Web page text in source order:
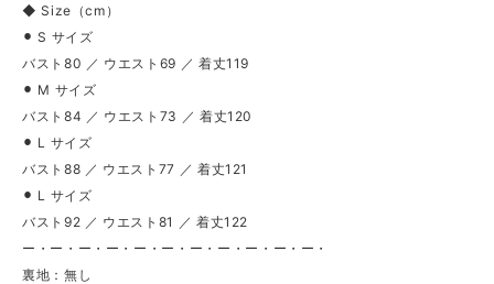
◆ Size（cm）
⚫︎ S サイズ
バスト80 ／ ウエスト69 ／ 着丈119
⚫︎ M サイズ
バスト84 ／ ウエスト73 ／ 着丈120
⚫︎ L サイズ
バスト88 ／ ウエスト77 ／ 着丈121
⚫︎ L サイズ
バスト92 ／ ウエスト81 ／ 着丈122
ー・ー・ー・ー・ー・ー・ー・ー・ー・ー・ー・
裏地：無し